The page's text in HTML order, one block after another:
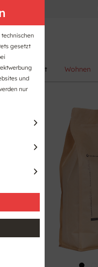
Sport Wohnen
gesetzt
und
nur